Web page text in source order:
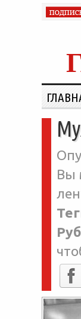
Вы